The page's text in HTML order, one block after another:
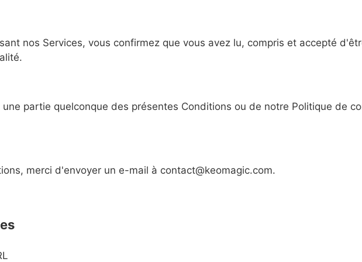
nos Services, vous confirmez que vous avez lu, compris et accepté
partie quelconque des présentes Conditions ou de notre Politique de
merci d'envoyer un e-mail à contact@keomagic.com.